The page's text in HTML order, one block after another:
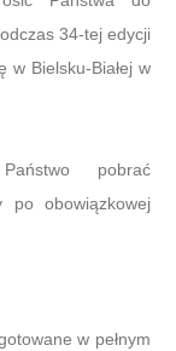
34-tej edycji
w Bielsku-Białej w
pobrać
po obowiązkowej
w pełnym